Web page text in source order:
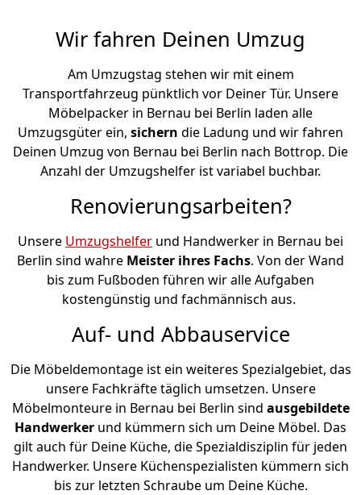
Wir fahren Deinen Umzug
Am Umzugstag stehen wir mit einem
Transportfahrzeug pünktlich vor Deiner Tür. Unsere
Möbelpacker in Bernau bei Berlin laden alle
Umzugsgüter ein, sichern die Ladung und wir fahren
Deinen Umzug von Bernau bei Berlin nach Bottrop. Die
Anzahl der Umzugshelfer ist variabel buchbar.
Renovierungsarbeiten?
Unsere Umzugshelfer und Handwerker in Bernau bei
Berlin sind wahre Meister ihres Fachs. Von der Wand
bis zum Fußboden führen wir alle Aufgaben
kostengünstig und fachmännisch aus.
Auf- und Abbauservice
Die Möbeldemontage ist ein weiteres Spezialgebiet, das
unsere Fachkräfte täglich umsetzen. Unsere
Möbelmonteure in Bernau bei Berlin sind ausgebildete
Handwerker und kümmern sich um Deine Möbel. Das
gilt auch für Deine Küche, die Spezialdisziplin für jeden
Handwerker. Unsere Küchenspezialisten kümmern sich
bis zur letzten Schraube um Deine Küche.